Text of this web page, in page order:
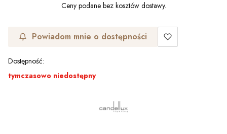
Ceny podane bez kosztów dostawy.
Powiadom mnie o dostępności
Dostępność:
tymczasowo niedostępny